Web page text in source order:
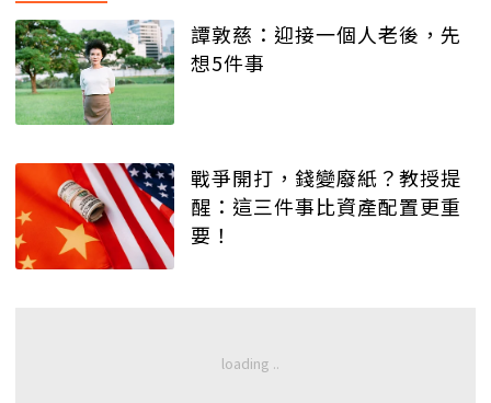
譚敦慈：迎接一個人老後，先
想5件事
戰爭開打，錢變廢紙？教授提
醒：這三件事比資產配置更重
要！